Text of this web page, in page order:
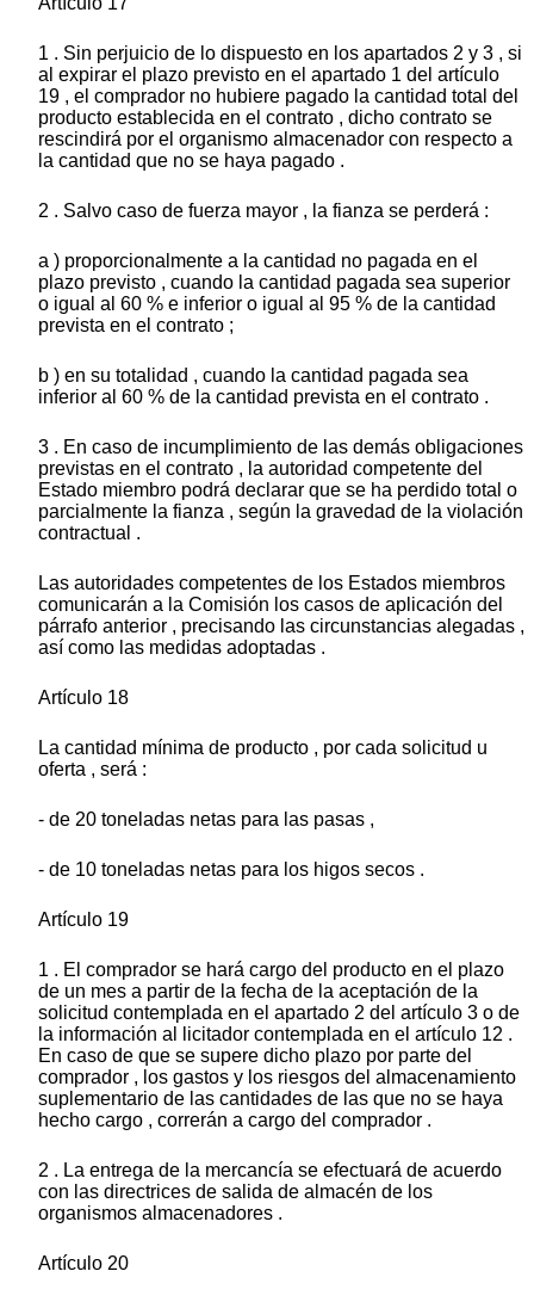
1 . Sin perjuicio de lo dispuesto en los apartados 2 y 3 , si
al expirar el plazo previsto en el apartado 1 del artículo
19 , el comprador no hubiere pagado la cantidad total del
producto establecida en el contrato , dicho contrato se
rescindirá por el organismo almacenador con respecto a
la cantidad que no se haya pagado .
2 . Salvo caso de fuerza mayor , la fianza se perderá :
a ) proporcionalmente a la cantidad no pagada en el
plazo previsto , cuando la cantidad pagada sea superior
o igual al 60 % e inferior o igual al 95 % de la cantidad
prevista en el contrato ;
b ) en su totalidad , cuando la cantidad pagada sea
inferior al 60 % de la cantidad prevista en el contrato .
3 . En caso de incumplimiento de las demás obligaciones
previstas en el contrato , la autoridad competente del
Estado miembro podrá declarar que se ha perdido total o
parcialmente la fianza , según la gravedad de la violación
contractual .
Las autoridades competentes de los Estados miembros
comunicarán a la Comisión los casos de aplicación del
párrafo anterior , precisando las circunstancias alegadas ,
así como las medidas adoptadas .
Artículo 18
La cantidad mínima de producto , por cada solicitud u
oferta , será :
- de 20 toneladas netas para las pasas ,
- de 10 toneladas netas para los higos secos .
Artículo 19
1 . El comprador se hará cargo del producto en el plazo
de un mes a partir de la fecha de la aceptación de la
solicitud contemplada en el apartado 2 del artículo 3 o de
la información al licitador contemplada en el artículo 12 .
En caso de que se supere dicho plazo por parte del
comprador , los gastos y los riesgos del almacenamiento
suplementario de las cantidades de las que no se haya
hecho cargo , correrán a cargo del comprador .
2 . La entrega de la mercancía se efectuará de acuerdo
con las directrices de salida de almacén de los
organismos almacenadores .
Artículo 20